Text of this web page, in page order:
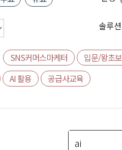
솔루션
SNS커머스마케터
입문/왕초보
AI 활용 공급사교육